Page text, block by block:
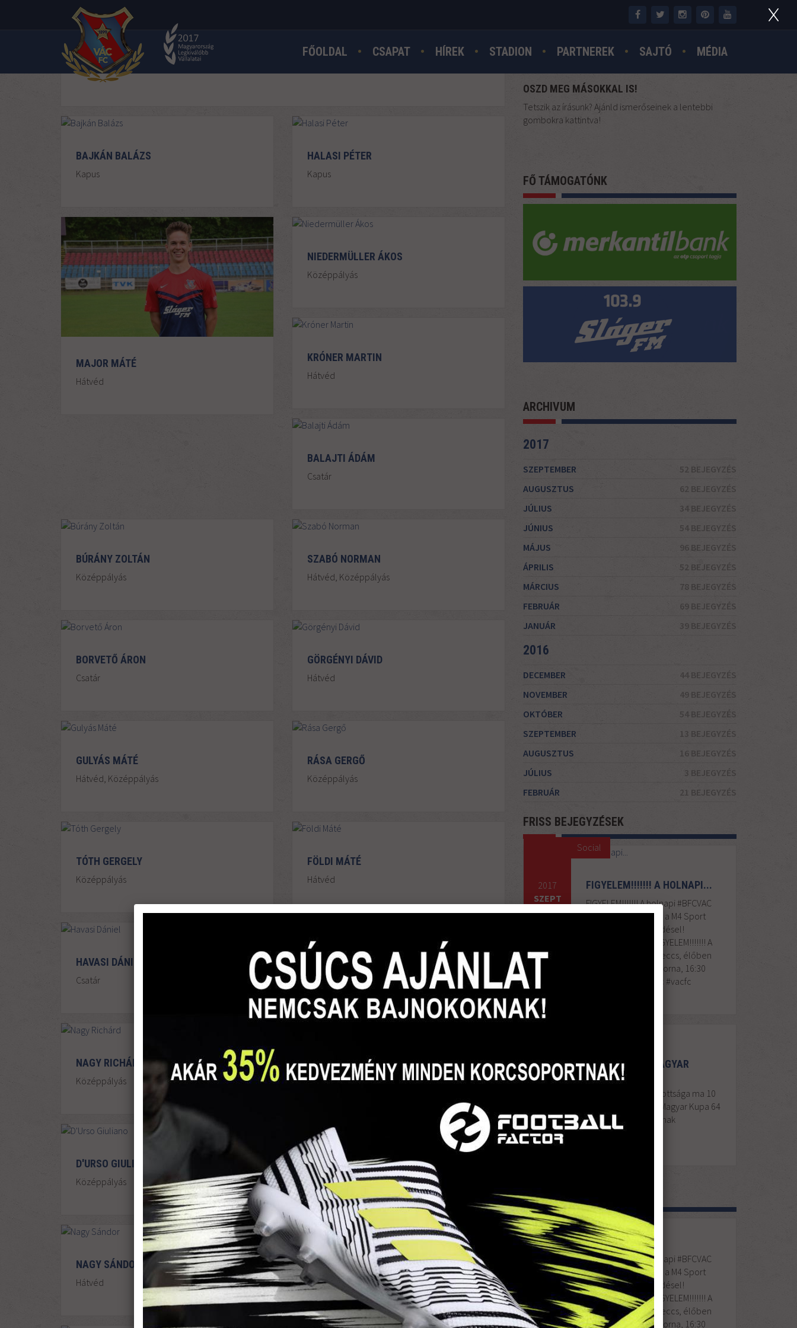
FŐOLDAL CSAPAT HÍREK STADION PARTNEREK SAJTÓ MÉDIA
JÁTÉKOSKERET
BAJKÁN BALÁZS
Kapus
HALASI PÉTER
Kapus
MAJOR MÁTÉ
Hátvéd
NIEDERMÜLLER ÁKOS
Középpályás
KRÓNER MARTIN
Hátvéd
BALAJTI ÁDÁM
Csatár
BÚRÁNY ZOLTÁN
Középpályás
SZABÓ NORMAN
Hátvéd, Középpályás
BORVETŐ ÁRON
Csatár
GÖRGÉNYI DÁVID
Hátvéd
GULYÁS MÁTÉ
Hátvéd, Középpályás
RÁSA GERGŐ
Középpályás
TÓTH GERGELY
Középpályás
FÖLDI MÁTÉ
Hátvéd
HAVASI DÁNIEL
Csatár
ZSOLNAI RICHÁRD
Középpályás
NAGY RICHÁRD
Középpályás
KÁKONYI DÁNIEL
Középpályás
D'URSO GIULIANO
Középpályás
TÓTH FERENC
Hátvéd
NAGY SÁNDOR
Hátvéd
HEGEDŰS CSABA
Hátvéd
OSZD MEG MÁSOKKAL IS!
Tetszik az írásunk? Ajánld ismerőseinek a lentebbi
gombokra kattintva!
FŐ TÁMOGATÓNK
ARCHIVUM
2017
SZEPTEMBER
52 BEJEGYZÉS
AUGUSZTUS
62 BEJEGYZÉS
JÚLIUS
34 BEJEGYZÉS
JÚNIUS
54 BEJEGYZÉS
MÁJUS
96 BEJEGYZÉS
ÁPRILIS
52 BEJEGYZÉS
MÁRCIUS
78 BEJEGYZÉS
FEBRUÁR
69 BEJEGYZÉS
JANUÁR
39 BEJEGYZÉS
2016
DECEMBER
44 BEJEGYZÉS
NOVEMBER
49 BEJEGYZÉS
OKTÓBER
54 BEJEGYZÉS
SZEPTEMBER
13 BEJEGYZÉS
AUGUSZTUS
16 BEJEGYZÉS
JÚLIUS
3 BEJEGYZÉS
FEBRUÁR
21 BEJEGYZÉS
FRISS BEJEGYZÉSEK
Social
2017
SZEPT
23
FIGYELEM!!!!!!! A HOLNAPI...
FIGYELEM!!!!!!! A holnapi #BFCVAC
meccs, élőben adja a M4 Sport
csatorna, 16:30 kezdésel!
#HajraVac #vacfc FIGYELEM!!!!!!! A
holnapi #BFCVAC meccs, élőben
adja a M4 Sport csatorna, 16:30
kezdésel! #HajraVac #vacfc
2017
SZEPT
SORSOLTAK A MAGYAR
KUPÁBAN
Az MLSZ Versenybizottsága ma 10
órakor sorsolta ki a Magyar Kupa 64
közé jutott csapatainak
párosításait.
KÖZÖSSÉGI HÍREK
SZEPT
23
FIGYELEM!!!!!!! A holnapi #BFCVAC
meccs, élőben adja a M4 Sport
csatorna, 16:30 kezdésel!
#HajraVac #vacfc FIGYELEM!!!!!!! A
holnapi #BFCVAC meccs, élőben
adja a M4 Sport csatorna, 16:30